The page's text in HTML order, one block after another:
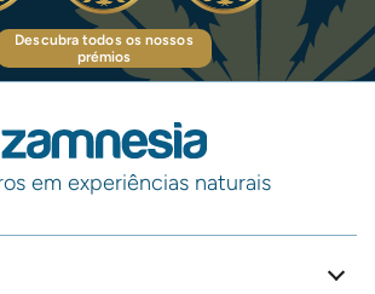
Descubra todos os nossos
prémios
em experiências naturais